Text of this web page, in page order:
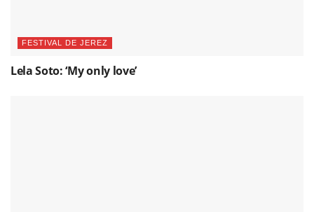
FESTIVAL DE JEREZ
Lela Soto: ‘My only love’